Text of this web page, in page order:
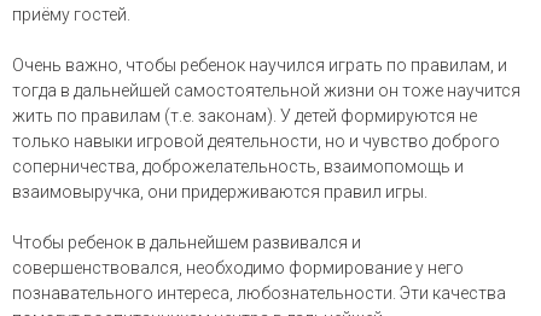
приёму гостей.
Очень важно, чтобы ребенок научился играть по правилам, и
тогда в дальнейшей самостоятельной жизни он тоже научится
жить по правилам (т.е. законам). У детей формируются не
только навыки игровой деятельности, но и чувство доброго
соперничества, доброжелательность, взаимопомощь и
взаимовыручка, они придерживаются правил игры.
Чтобы ребенок в дальнейшем развивался и
совершенствовался, необходимо формирование у него
познавательного интереса, любознательности. Эти качества